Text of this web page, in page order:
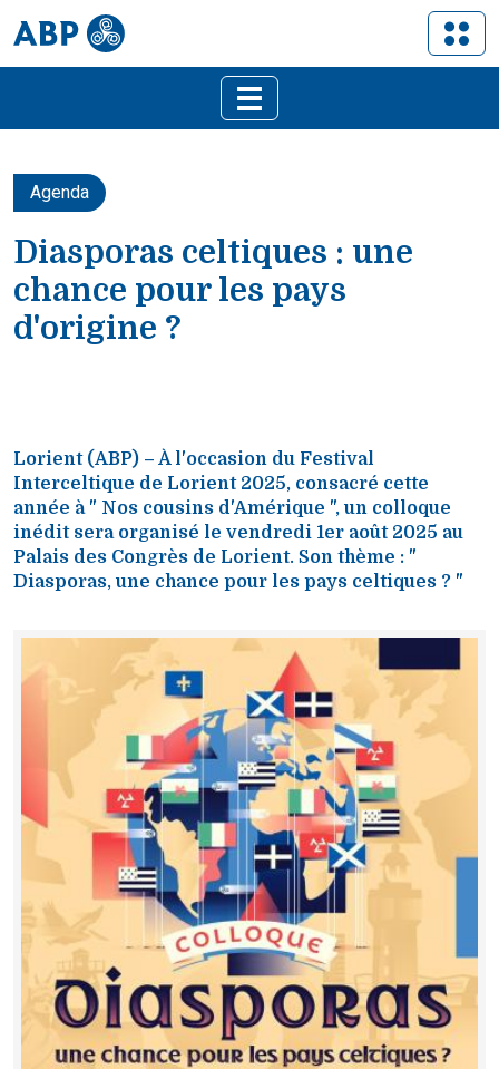
Agenda
Diasporas celtiques : une
chance pour les pays
d'origine ?
Lorient (ABP) – À l'occasion du Festival
Interceltique de Lorient 2025, consacré cette
année à " Nos cousins d'Amérique ", un colloque
inédit sera organisé le vendredi 1er août 2025 au
Palais des Congrès de Lorient. Son thème : "
Diasporas, une chance pour les pays celtiques ? "